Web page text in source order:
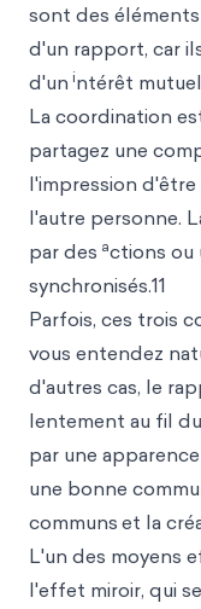
sont des
d'un rapport, car
d'un intérêt
La coordination
partagez une
l'impression
l'autre personne.
par des actions ou
synchronisés.11
Parfois, ces trois
vous entendez
d'autres cas, le
lentement au fil
par une
une bonne
communset la
L'un des moyens
l'effet miroir, qui